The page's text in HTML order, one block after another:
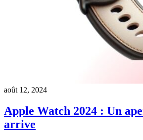
août 12, 2024
Apple Watch 2024 : Un
arrive